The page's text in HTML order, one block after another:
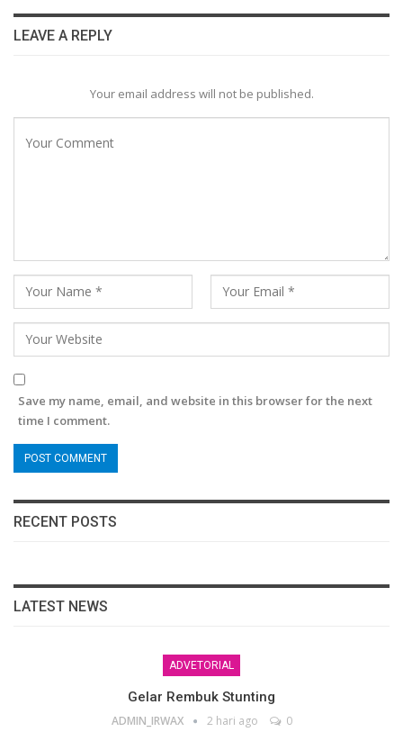
LEAVE A REPLY
Your email address will not be published.
Save my name, email, and website in this browser for the next
time I comment.
RECENT POSTS
LATEST NEWS
ADVETORIAL
Gelar Rembuk Stunting
ADMIN_IRWAX 2 hari ago 0